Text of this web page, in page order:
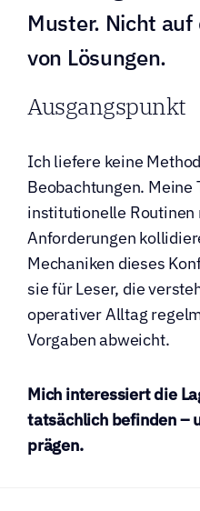
Muster. Nicht
von Lösungen.
Ausgangspunkt
Ich liefere keine
Beobachtungen. Meine
institutionelle
Anforderungen
Mechaniken dieses
sie für Leser, die
operativer Alltag
Vorgaben abweicht.
Mich interessiert die
tatsächlich befinden –
prägen.